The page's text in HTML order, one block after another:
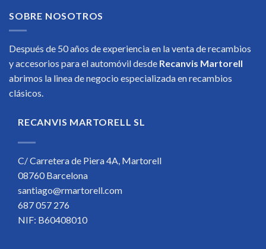
SOBRE NOSOTROS
Después de 50 años de experiencia en la venta de recambios
y accesorios para el automóvil desde Recanvis Martorell
abrimos la linea de negocio especializada en recambios
clásicos.
RECANVIS MARTORELL SL
C/ Carretera de Piera 4A, Martorell
08760 Barcelona
santiago@rmartorell.com
687 057 276
NIF: B60408010